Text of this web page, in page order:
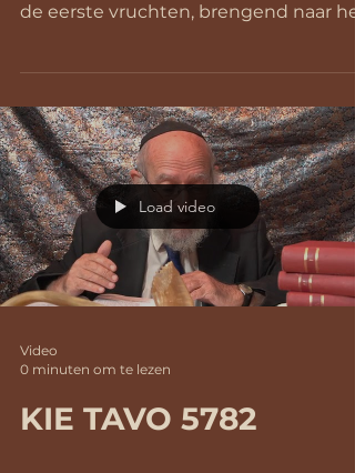
de eerste vruchten, brengend naar
Load video
Video
0 minuten om te lezen
KIE TAVO 5782